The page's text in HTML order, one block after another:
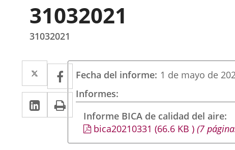
31032021
31032021
Twitter
Enlace
a
una
aplicación
externa.
Facebook
Enlace
a
una
aplicación
externa.
Linkedin
Enlace
a
Print
Fecha del informe 1 de mayo de
Informes
Informe BICA de calidad del aire
bica20210331 (66.6 KB )(7